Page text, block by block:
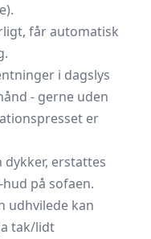
får automatisk
i dagslys
- gerne uden
er
dykker, erstattes
på sofaen.
udhvilede kan
tak/lidt